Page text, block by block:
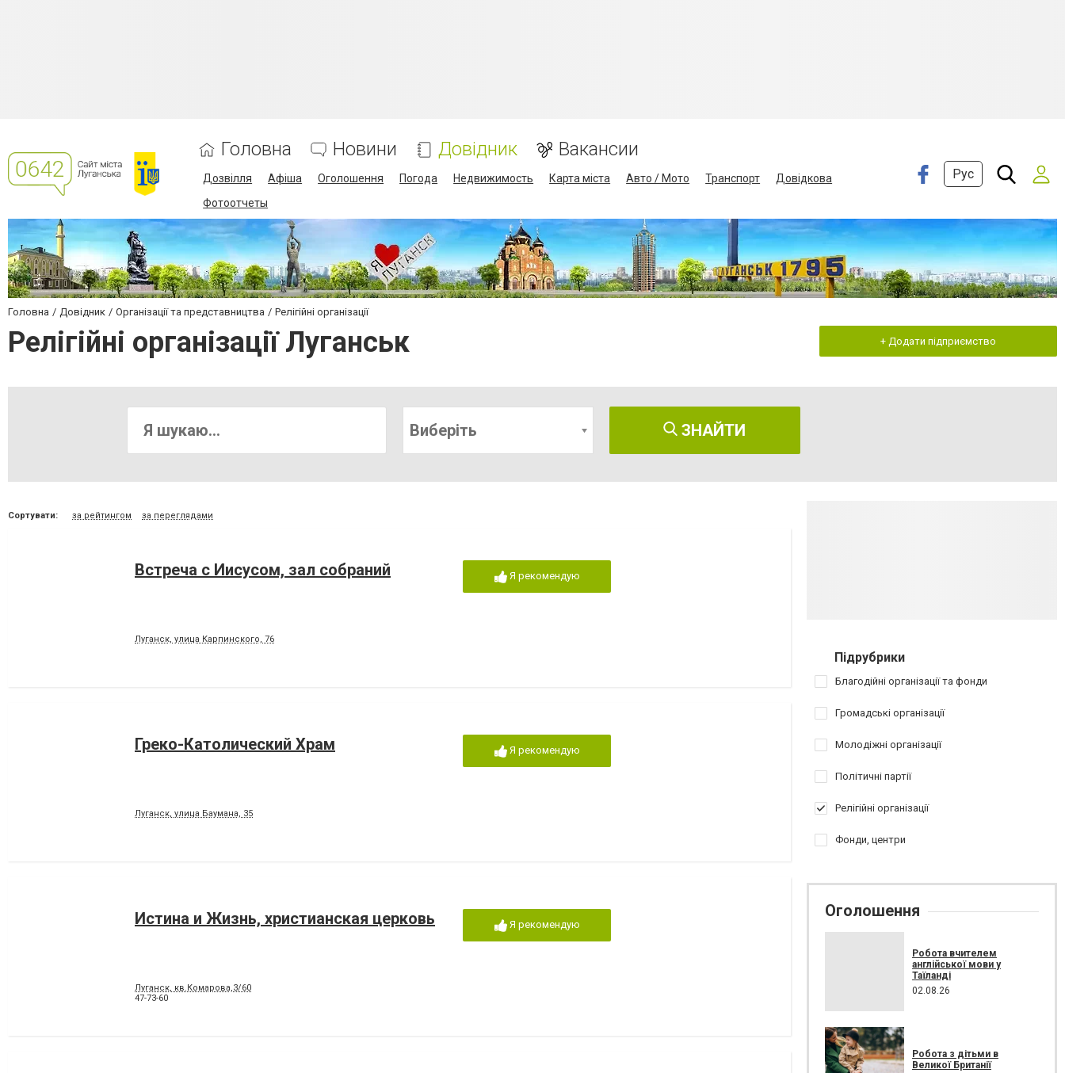
Головна Новини Довідник Вакансии
Дозвілля Афіша Оголошення Погода Недвижимость Карта міста Авто / Мото Транспорт
Довідкова
Фотоотчеты
Рус
Головна Довідник Організації та представництва Релігійні організації
Релігійні організації Луганськ + Додати підприємство
Виберіть ЗНАЙТИ
Сортувати: за рейтингом за переглядами
Встреча с Иисусом, зал собраний
Луганск, улица Карпинского, 76
Я рекомендую
Греко-Католический Храм
Луганск, улица Баумана, 35
Я рекомендую
Истина и Жизнь, христианская церковь
Луганск, кв.Комарова,3/60
47-73-60
Я рекомендую
Підрубрики
Благодійні організації та фонди
Громадські організації
Молодіжні організації
Політичні партії
Релігійні організації
Фонди, центри
Оголошення
Робота вчителем
англійської мови у
Таїланді
02.08.26
Робота з дітьми в
Великої Британії